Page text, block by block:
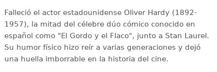
Falleció el actor estadounidense Oliver Hardy (1892-
1957), la mitad del célebre dúo cómico conocido en
español como "El Gordo y el Flaco", junto a Stan Laurel.
Su humor físico hizo reír a varias generaciones y dejó
una huella imborrable en la historia del cine.